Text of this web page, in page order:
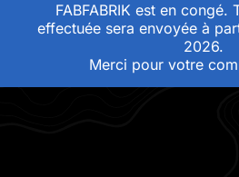
FABFABRIK est en congé.
effectuée sera envoyée à
2026.
Merci pour votre